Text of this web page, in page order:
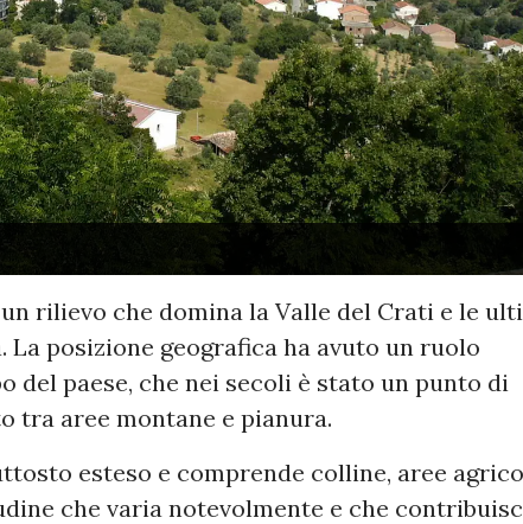
rilievo che domina la Valle del Crati e le
La posizione geografica ha avuto un ruolo
del paese, che nei secoli è stato un punto di
tra aree montane e pianura.
esteso e comprende colline, aree
che varia notevolmente e che